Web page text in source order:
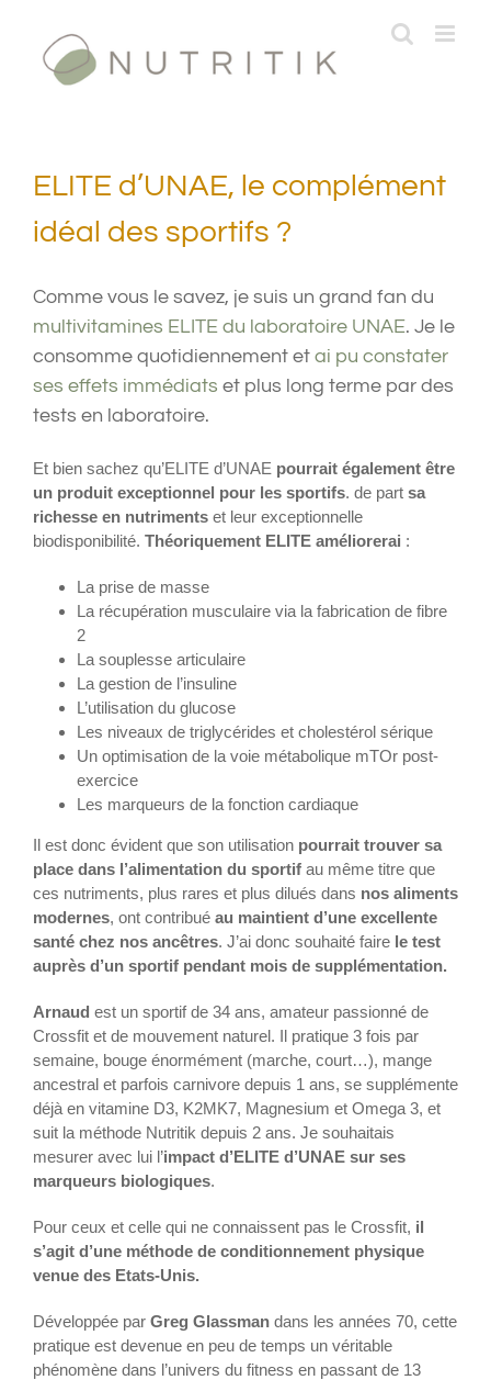
contenu
ELITE d’UNAE, le complément
idéal des sportifs ?
Comme vous le savez, je suis un grand fan du
multivitamines ELITE du laboratoire UNAE. Je le
consomme quotidiennement et ai pu constater
ses effets immédiats et plus long terme par des
tests en laboratoire.
Et bien sachez qu’ELITE d’UNAE pourrait également être
un produit exceptionnel pour les sportifs. de part sa
richesse en nutriments et leur exceptionnelle
biodisponibilité. Théoriquement ELITE améliorerai :
La prise de masse
La récupération musculaire via la fabrication de fibre
2
La souplesse articulaire
La gestion de l’insuline
L’utilisation du glucose
Les niveaux de triglycérides et cholestérol sérique
Un optimisation de la voie métabolique mTOr post-
exercice
Les marqueurs de la fonction cardiaque
Il est donc évident que son utilisation pourrait trouver sa
place dans l’alimentation du sportif au même titre que
ces nutriments, plus rares et plus dilués dans nos aliments
modernes, ont contribué au maintient d’une excellente
santé chez nos ancêtres. J’ai donc souhaité faire le test
auprès d’un sportif pendant mois de supplémentation.
Arnaud est un sportif de 34 ans, amateur passionné de
Crossfit et de mouvement naturel. Il pratique 3 fois par
semaine, bouge énormément (marche, court…), mange
ancestral et parfois carnivore depuis 1 ans, se supplémente
déjà en vitamine D3, K2MK7, Magnesium et Omega 3, et
suit la méthode Nutritik depuis 2 ans. Je souhaitais
mesurer avec lui l’impact d’ELITE d’UNAE sur ses
marqueurs biologiques.
Pour ceux et celle qui ne connaissent pas le Crossfit, il
s’agit d’une méthode de conditionnement physique
venue des Etats-Unis.
Développée par Greg Glassman dans les années 70, cette
pratique est devenue en peu de temps un véritable
phénomène dans l’univers du fitness en passant de 13